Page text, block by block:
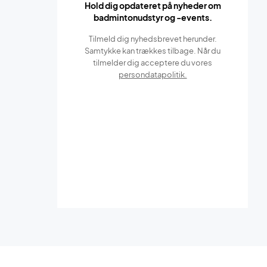
Hold dig opdateret på nyheder om
badmintonudstyr og -events.
Tilmeld dig nyhedsbrevet herunder.
Samtykke kan trækkes tilbage. Når du
tilmelder dig acceptere du vores
persondatapolitik.